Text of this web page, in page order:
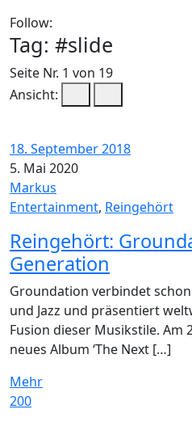
Follow:
Tag: #slide
Seite Nr. 1 von 19
Ansicht:
18. September 2018
5. Mai 2020
Markus
Entertainment, Reingehört
Reingehört:
Generation
Groundation verbindet schon
und Jazz und präsentiert
Fusion dieser Musikstile. Am
neues Album ‘The Next […]
Mehr
200